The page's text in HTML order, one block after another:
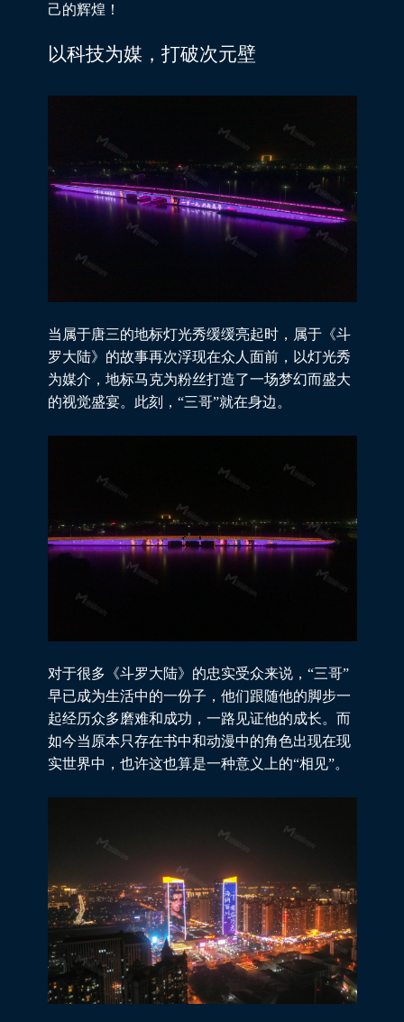
己的辉煌！
以科技为媒，打破次元壁
当属于唐三的地标灯光秀缓缓亮起时，属于《斗
罗大陆》的故事再次浮现在众人面前，以灯光秀
为媒介，地标马克为粉丝打造了一场梦幻而盛大
的视觉盛宴。此刻，“三哥”就在身边。
对于很多《斗罗大陆》的忠实受众来说，“三哥”
早已成为生活中的一份子，他们跟随他的脚步一
起经历众多磨难和成功，一路见证他的成长。而
如今当原本只存在书中和动漫中的角色出现在现
实世界中，也许这也算是一种意义上的“相见”。